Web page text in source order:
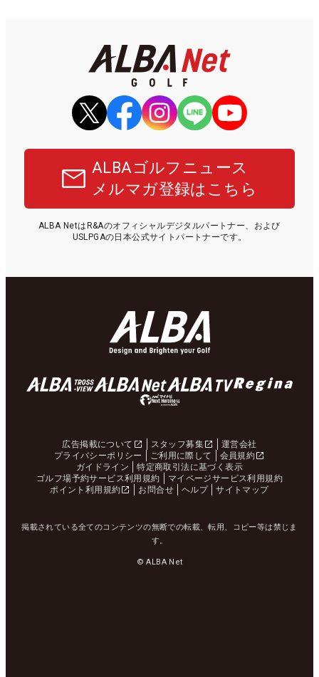
ALBAゴルフニュース
メルマガ登録はこちら
ALBA NetはR&Aのオフィシャルデジタルパートナー、および
USLPGAの日本公式サイトパートナーです。
広告掲載について スタッフ募集
運営会社
プライバシーポリシー
ご利用に際して
会員規約
ガイドライン
特定商取引法に基づく表示
ゴルフ場予約サービス利用規約
マイページサービス利用規約
ポイント利用規約
お問合せ ヘルプ サイトマップ
掲載されている全てのコンテンツの無断での転載、転用、コピー等は禁じま
す。
© ALBA Net